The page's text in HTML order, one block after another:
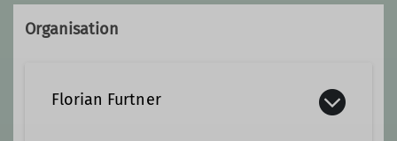
Organisation
Florian Furtner